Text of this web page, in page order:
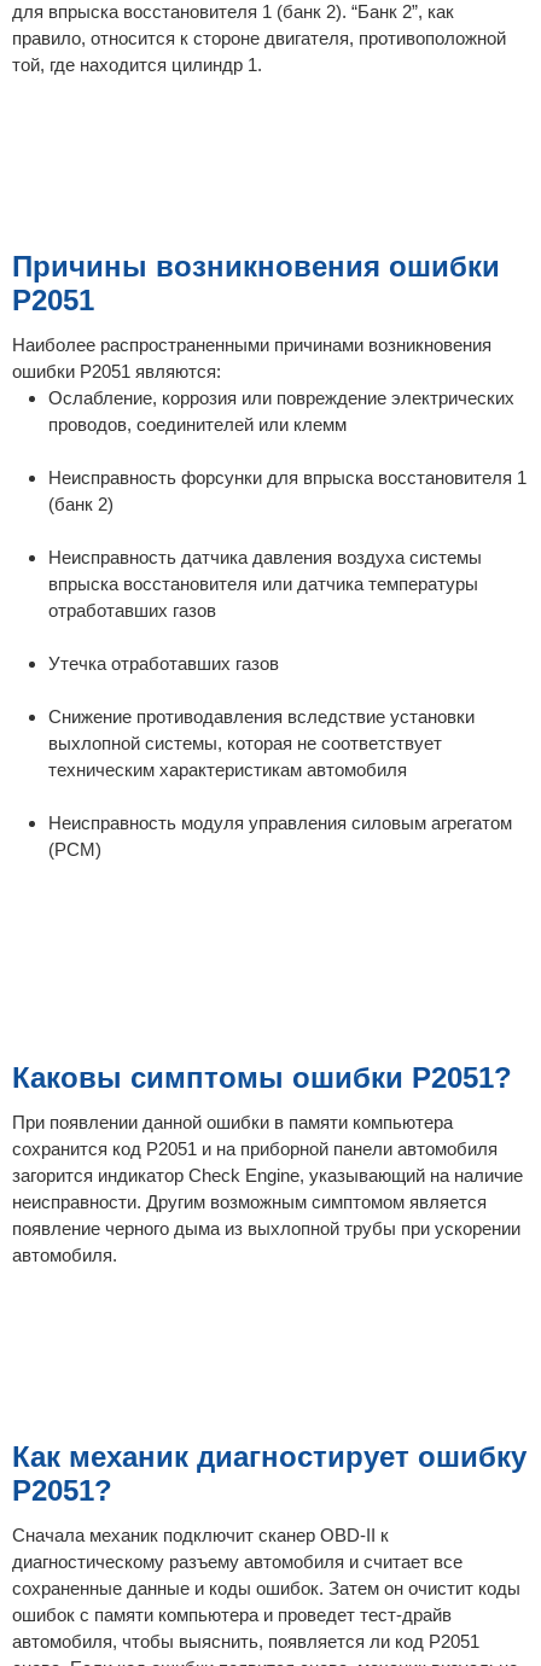
для впрыска восстановителя 1 (банк 2). “Банк 2”, как
правило, относится к стороне двигателя, противоположной
той, где находится цилиндр 1.
Причины возникновения ошибки
P2051
Наиболее распространенными причинами возникновения
ошибки P2051 являются:
Ослабление, коррозия или повреждение электрических
проводов, соединителей или клемм
Неисправность форсунки для впрыска восстановителя 1
(банк 2)
Неисправность датчика давления воздуха системы
впрыска восстановителя или датчика температуры
отработавших газов
Утечка отработавших газов
Снижение противодавления вследствие установки
выхлопной системы, которая не соответствует
техническим характеристикам автомобиля
Неисправность модуля управления силовым агрегатом
(PCM)
Каковы симптомы ошибки P2051?
При появлении данной ошибки в памяти компьютера
сохранится код P2051 и на приборной панели автомобиля
загорится индикатор Check Engine, указывающий на наличие
неисправности. Другим возможным симптомом является
появление черного дыма из выхлопной трубы при ускорении
автомобиля.
Как механик диагностирует ошибку
P2051?
Сначала механик подключит сканер OBD-II к
диагностическому разъему автомобиля и считает все
сохраненные данные и коды ошибок. Затем он очистит коды
ошибок с памяти компьютера и проведет тест-драйв
автомобиля, чтобы выяснить, появляется ли код P2051